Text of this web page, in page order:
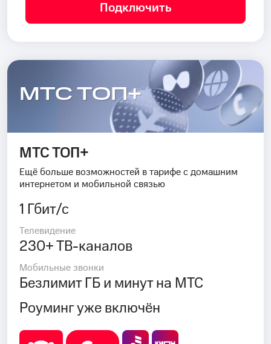
Подключить
МТС ТОП+
МТС ТОП+
Ещё больше возможностей в тарифе с домашним
интернетом и мобильной связью
1 Гбит/с
Телевидение
230+ ТВ-каналов
Мобильные звонки
Безлимит ГБ и минут на МТС
Роуминг уже включён